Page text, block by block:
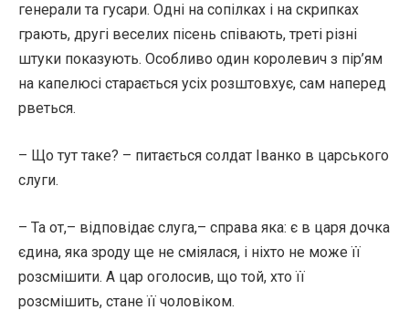
генерали та гусари. Одні на сопілках і на скрипках
грають, другі веселих пісень співають, треті різні
штуки показують. Особливо один королевич з пір’ям
на капелюсі старається усіх розштовхує, сам наперед
рветься.
– Що тут таке? – питається солдат Іванко в царського
слуги.
– Та от,– відповідає слуга,– справа яка: є в царя дочка
єдина, яка зроду ще не сміялася, і ніхто не може її
розсмішити. А цар оголосив, що той, хто її
розсмішить, стане її чоловіком.